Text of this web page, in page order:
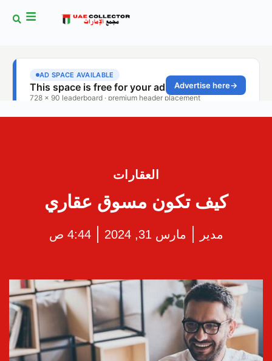
العقارات
كيف تكون مسوق عقاري
مدير مارس 31, 2024 4:44 ص